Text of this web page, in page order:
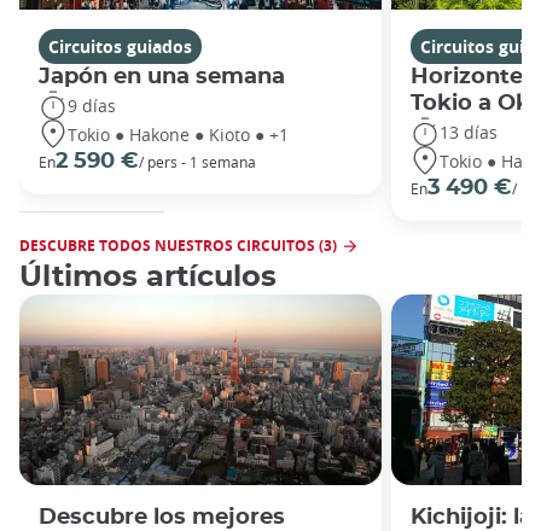
Circuitos guiados
Japón en una semana
9 días
Tokio ● Hakone ● Kioto ● +1
En2 590 €/ pers - 1 semana
Circuitos
Horizontes
Tokio a
13 días
Tokio ●
En3 490 €/
DESCUBRE TODOS NUESTROS CIRCUITOS (3)
Últimos artículos
Descubre los mejores
Kichijoji: la